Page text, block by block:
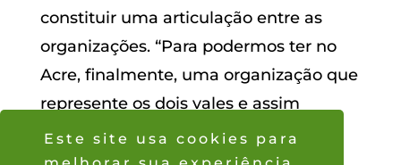
Segundo Toya Manchineri, a
assembleia da OPIRJ é uma
oportunidade para dialogar sobre uma
articulação que integre os povos
Purus. A expectativa é realizar um
Este site usa cookies para